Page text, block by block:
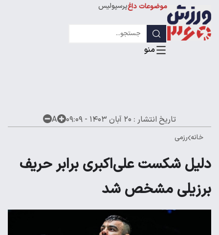
موضوعات داغپرسپولیس
لیگ قهرمانان
تاریخ انتشار : ۲۰ آبان ۱۴۰۳ - ۰۹:۰۹ A
خانه رزمی
دلیل شکست علی‌اکبری برابر حریف
برزیلی مشخص شد